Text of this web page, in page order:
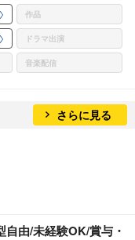
作品
ドラマ出演
音楽配信
さらに見る
由/未経験OK/賞与・